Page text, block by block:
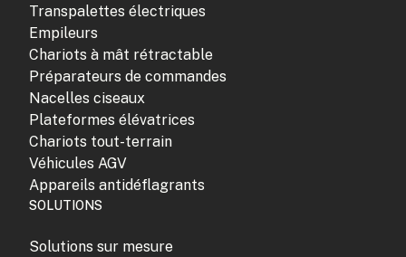
Transpalettes électriques
Empileurs
Chariots à mât rétractable
Préparateurs de commandes
Nacelles ciseaux
Plateformes élévatrices
Chariots tout-terrain
Véhicules AGV
Appareils antidéflagrants
SOLUTIONS
Solutions sur mesure